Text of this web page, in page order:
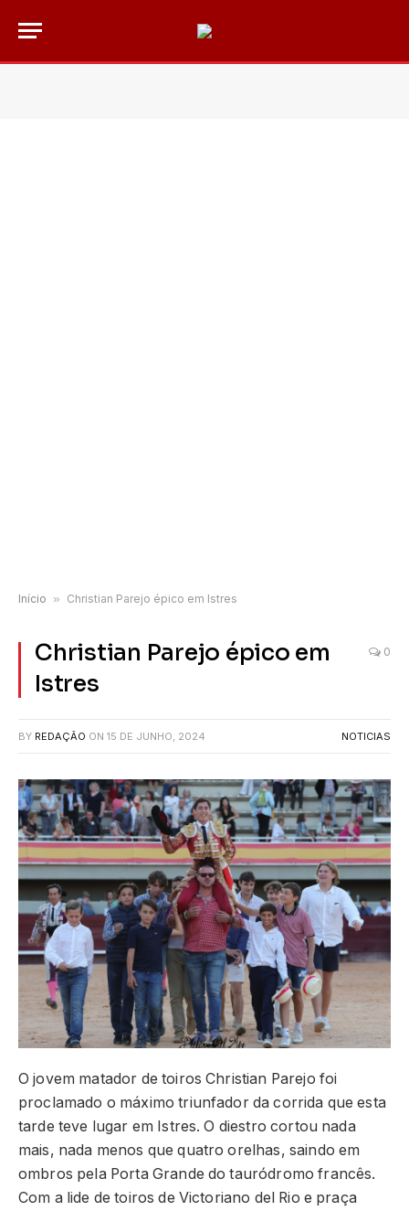
Início » Christian Parejo épico em Istres
Christian Parejo épico em
Istres
0
BY REDAÇÃO ON 15 DE JUNHO, 2024 NOTICIAS
O jovem matador de toiros Christian Parejo foi
proclamado o máximo triunfador da corrida que esta
tarde teve lugar em Istres. O diestro cortou nada
mais, nada menos que quatro orelhas, saindo em
ombros pela Porta Grande do tauródromo francês.
Com a lide de toiros de Victoriano del Rio e praça